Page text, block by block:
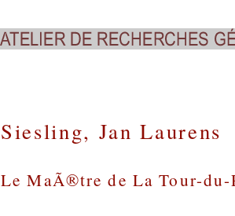
Siesling, Jan Laurens
Le MaÃ®tre de La Tour-